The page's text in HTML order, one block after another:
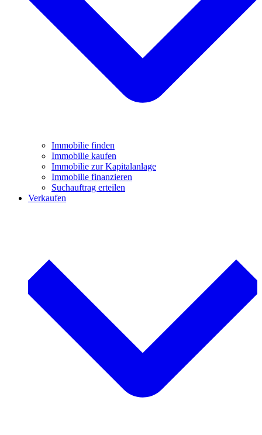
Immobilie finden
Immobilie kaufen
Immobilie zur Kapitalanlage
Immobilie finanzieren
Suchauftrag erteilen
Verkaufen